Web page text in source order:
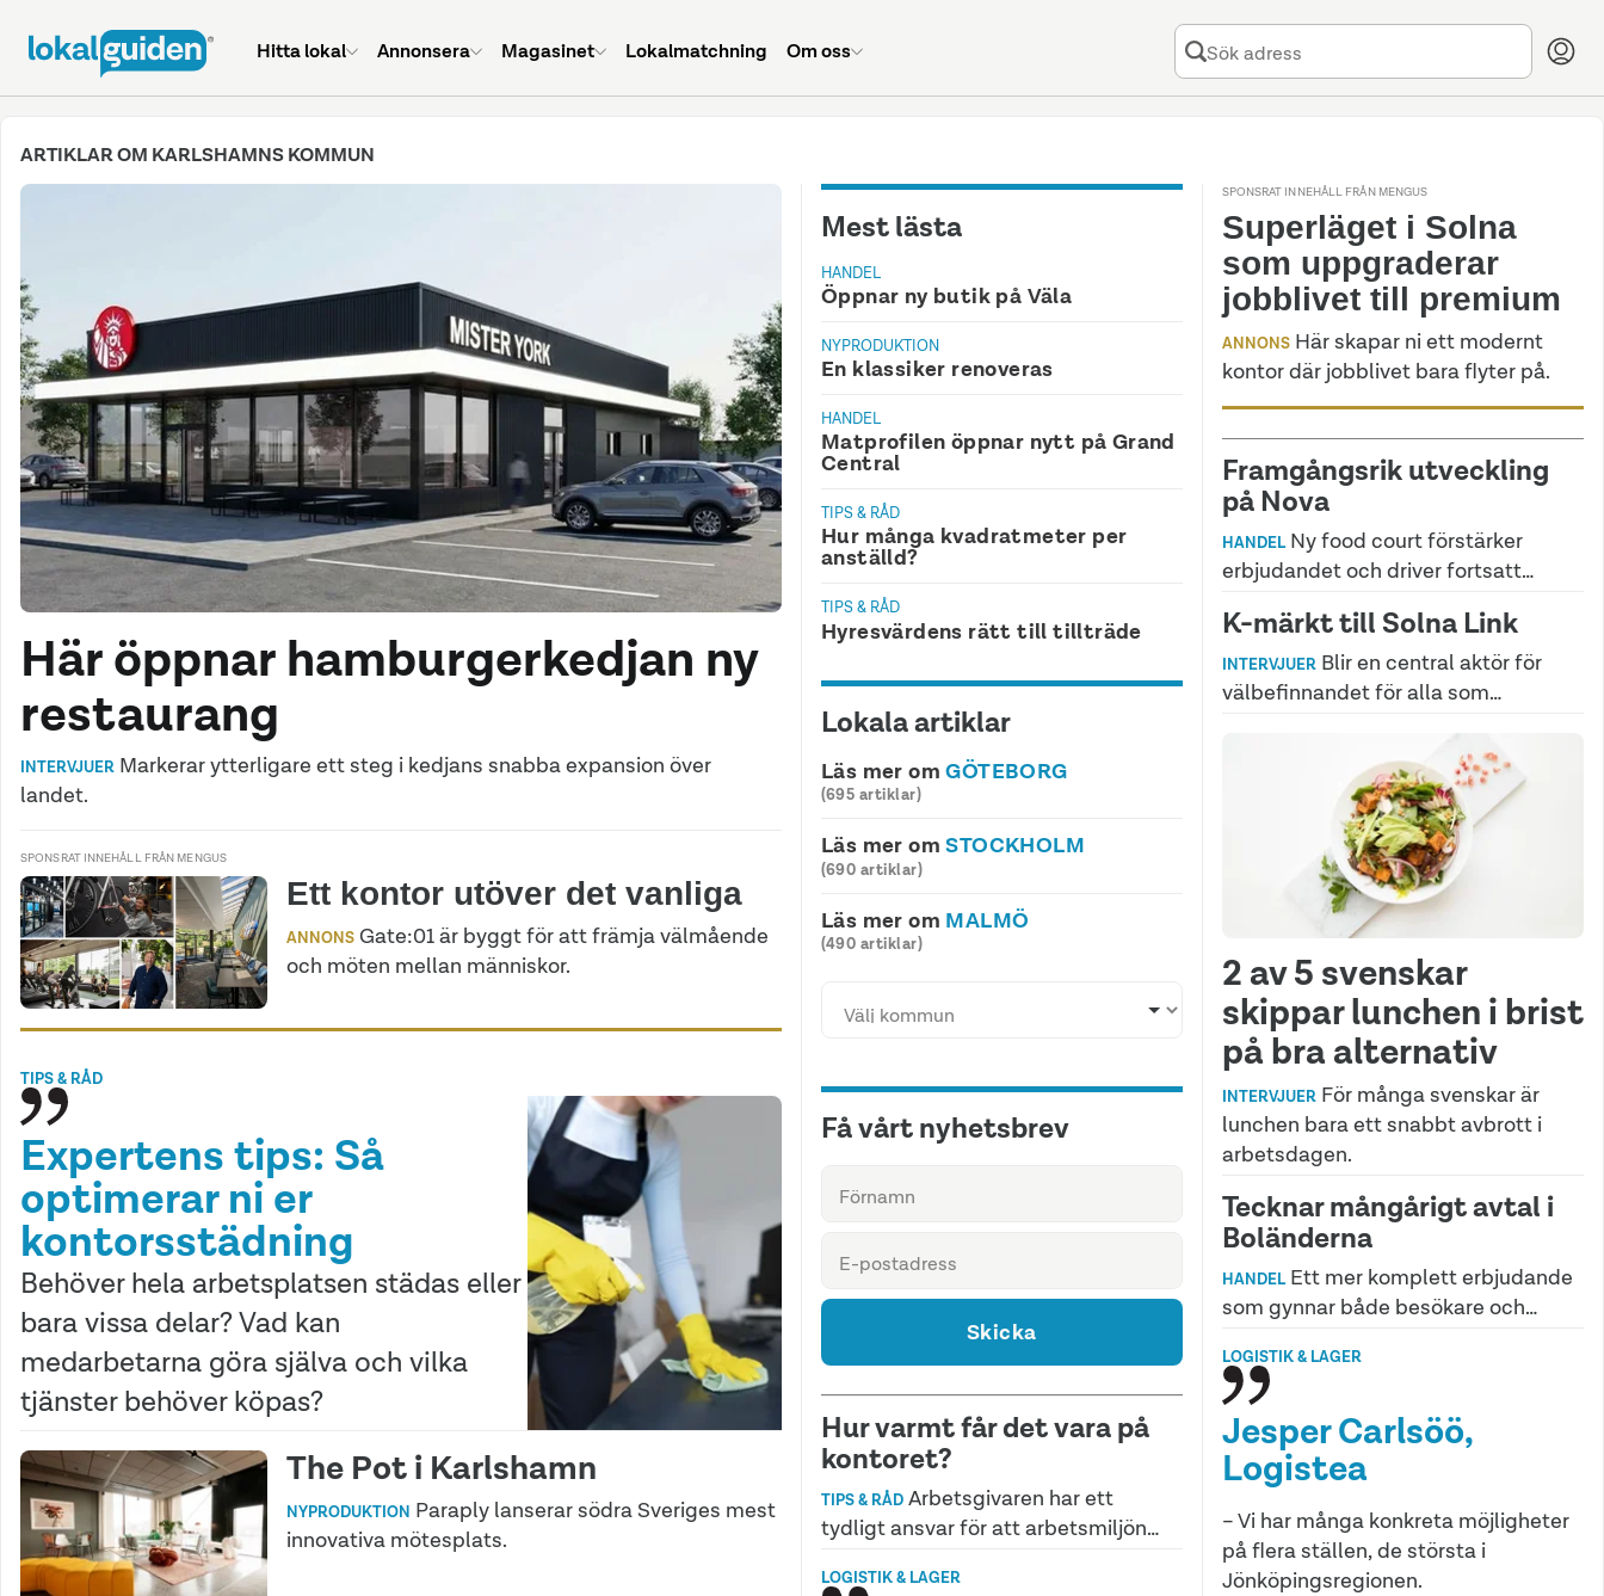
Hitta lokal Annonsera Magasinet Lokalmatchning Om oss
ARTIKLAR OM KARLSHAMNS KOMMUN
Här öppnar hamburgerkedjan ny
restaurang
INTERVJUER Markerar ytterligare ett steg i kedjans snabba expansion över
landet.
SPONSRAT INNEHÅLL FRÅN MENGUS
Ett kontor utöver det vanliga
ANNONS Gate:01 är byggt för att främja välmående
och möten mellan människor.
TIPS & RÅD
Expertens tips: Så
optimerar ni er
kontorsstädning
Behöver hela arbetsplatsen städas eller
bara vissa delar? Vad kan
medarbetarna göra själva och vilka
tjänster behöver köpas?
The Pot i Karlshamn
NYPRODUKTION Paraply lanserar södra Sveriges mest
innovativa mötesplats.
Mest lästa
HANDEL
Öppnar ny butik på Väla
NYPRODUKTION
En klassiker renoveras
HANDEL
Matprofilen öppnar nytt på Grand
Central
TIPS & RÅD
Hur många kvadratmeter per
anställd?
TIPS & RÅD
Hyresvärdens rätt till tillträde
Lokala artiklar
Läs mer omGÖTEBORG
(695 artiklar)
Läs mer omSTOCKHOLM
(690 artiklar)
Läs mer om MALMÖ
(490 artiklar)
Få vårt nyhetsbrev
Skicka
Hur varmt får det vara på
kontoret?
TIPS & RÅD Arbetsgivaren har ett
tydligt ansvar för att arbetsmiljön…
LOGISTIK & LAGER
SPONSRAT INNEHÅLL FRÅN MENGUS
Superläget i Solna
som uppgraderar
jobblivet till premium
ANNONSHär skapar ni ett modernt
kontor där jobblivet bara flyter på.
Framgångsrik utveckling
på Nova
HANDELNy food court förstärker
erbjudandet och driver fortsatt…
K-märkt till Solna Link
INTERVJUERBlir en central aktör för
välbefinnandet för alla som…
2 av 5 svenskar
skippar lunchen i brist
på bra alternativ
INTERVJUERFör många svenskar är
lunchen bara ett snabbt avbrott i
arbetsdagen.
Tecknar mångårigt avtal i
Boländerna
HANDELEtt mer komplett erbjudande
som gynnar både besökare och…
LOGISTIK & LAGER
Jesper Carlsöö,
Logistea
– Vi har många konkreta möjligheter
på flera ställen, de största i
Jönköpingsregionen.